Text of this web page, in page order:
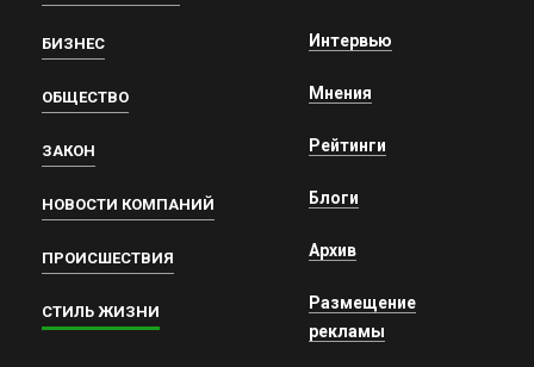
БИЗНЕС
ОБЩЕСТВО
ЗАКОН
НОВОСТИ КОМПАНИЙ
ПРОИСШЕСТВИЯ
СТИЛЬ ЖИЗНИ
Интервью
Мнения
Рейтинги
Блоги
Архив
Размещение
рекламы